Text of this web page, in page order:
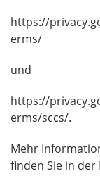
https://
erms/
und
https://
erms/sccs/.
Mehr
finden Sie in